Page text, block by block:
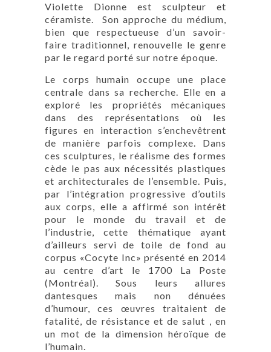
Violette Dionne est sculpteur et
céramiste. Son approche du médium,
bien que respectueuse d’un savoir-
faire traditionnel, renouvelle le genre
par le regard porté sur notre époque.
Le corps humain occupe une place
centrale dans sa recherche. Elle en a
exploré les propriétés mécaniques
dans des représentations où les
figures en interaction s’enchevêtrent
de manière parfois complexe. Dans
ces sculptures, le réalisme des formes
cède le pas aux nécessités plastiques
et architecturales de l’ensemble. Puis,
par l’intégration progressive d’outils
aux corps, elle a affirmé son intérêt
pour le monde du travail et de
l’industrie, cette thématique ayant
d’ailleurs servi de toile de fond au
corpus «Cocyte Inc» présenté en 2014
au centre d’art le 1700 La Poste
(Montréal). Sous leurs allures
dantesques mais non dénuées
d’humour, ces œuvres traitaient de
fatalité, de résistance et de salut , en
un mot de la dimension héroïque de
l’humain.